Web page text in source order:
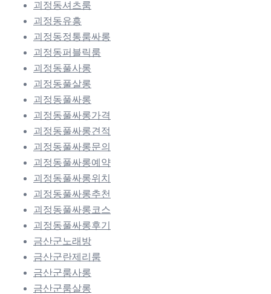
괴정동셔츠룸
괴정동유흥
괴정동정통룸싸롱
괴정동퍼블릭룸
괴정동풀사롱
괴정동풀살롱
괴정동풀싸롱
괴정동풀싸롱가격
괴정동풀싸롱견적
괴정동풀싸롱문의
괴정동풀싸롱예약
괴정동풀싸롱위치
괴정동풀싸롱추천
괴정동풀싸롱코스
괴정동풀싸롱후기
금산군노래방
금산군란제리룸
금산군룸사롱
금산군룸살롱